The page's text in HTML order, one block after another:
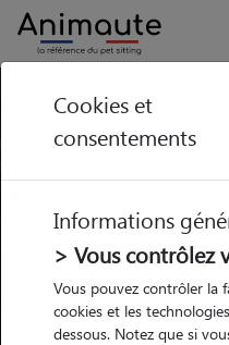
Trouvez votre
Garde
chez le Pet Sitter
Garde
chez le Pet Sitter
Cookies et
consentements
Informations
> Vous contrôlez
Vous pouvez contrôler la
cookies et les
dessous. Notez que si